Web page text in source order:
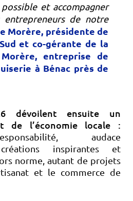
et accompagner
entrepreneurs de notre
Morère, présidente de
et co-gérante de la
entreprise de
à Bénac près de
dévoilent ensuite un
de l’économie locale :
audace
créations inspirantes et
norme, autant de projets
et le commerce de